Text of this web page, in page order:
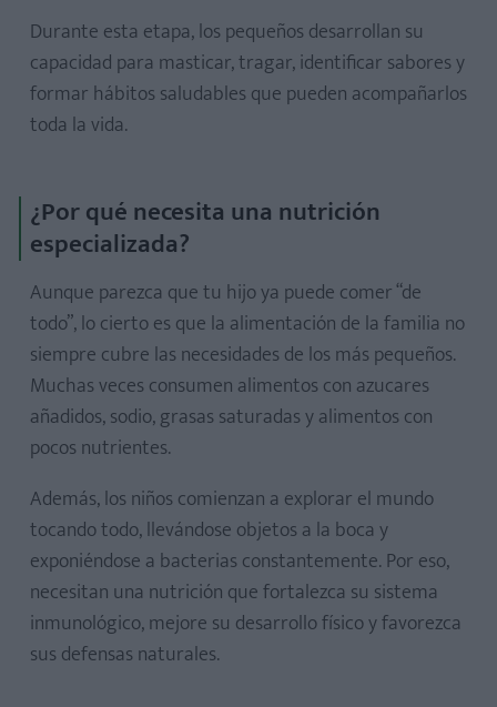
Durante esta etapa, los pequeños desarrollan su
capacidad para masticar, tragar, identificar sabores y
formar hábitos saludables que pueden acompañarlos
toda la vida.
¿Por qué necesita una nutrición
especializada?
Aunque parezca que tu hijo ya puede comer “de
todo”, lo cierto es que la alimentación de la familia no
siempre cubre las necesidades de los más pequeños.
Muchas veces consumen alimentos con azucares
añadidos, sodio, grasas saturadas y alimentos con
pocos nutrientes.
Además, los niños comienzan a explorar el mundo
tocando todo, llevándose objetos a la boca y
exponiéndose a bacterias constantemente. Por eso,
necesitan una nutrición que fortalezca su sistema
inmunológico, mejore su desarrollo físico y favorezca
sus defensas naturales.